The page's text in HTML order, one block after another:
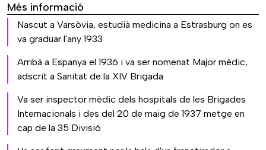
Més informació
Nascut a Varsòvia, estudià medicina a Estrasburg on es
va graduar l'any 1933
Arribà a Espanya el 1936 i va ser nomenat Major mèdic,
adscrit a Sanitat de la XIV Brigada
Va ser inspector mèdic dels hospitals de les Brigades
Internacionals i des del 20 de maig de 1937 metge en
cap de la 35 Divisió